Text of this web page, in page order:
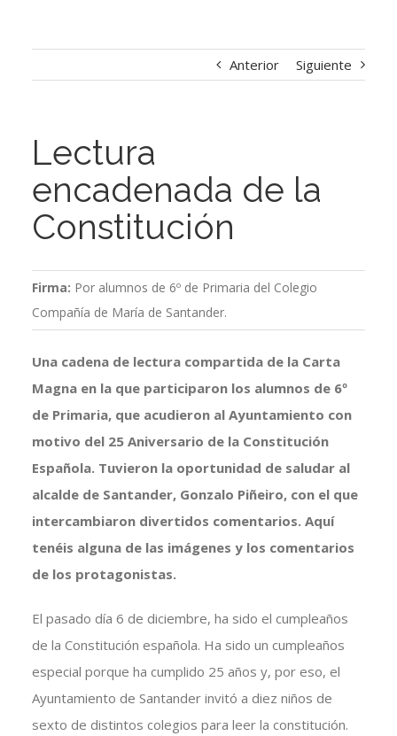
Anterior Siguiente
Lectura
encadenada de la
Constitución
Firma: Por alumnos de 6º de Primaria del Colegio
Compañía de María de Santander.
Una cadena de lectura compartida de la Carta
Magna en la que participaron los alumnos de 6º
de Primaria, que acudieron al Ayuntamiento con
motivo del 25 Aniversario de la Constitución
Española. Tuvieron la oportunidad de saludar al
alcalde de Santander, Gonzalo Piñeiro, con el que
intercambiaron divertidos comentarios. Aquí
tenéis alguna de las imágenes y los comentarios
de los protagonistas.
El pasado día 6 de diciembre, ha sido el cumpleaños
de la Constitución española. Ha sido un cumpleaños
especial porque ha cumplido 25 años y, por eso, el
Ayuntamiento de Santander invitó a diez niños de
sexto de distintos colegios para leer la constitución.